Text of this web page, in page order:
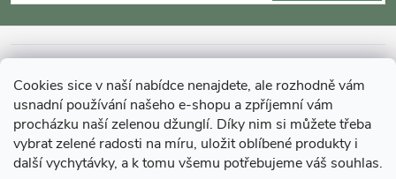
Cookies sice v naší nabídce nenajdete, ale rozhodně vám
usnadní používání našeho e-shopu a zpříjemní vám
procházku naší zelenou džunglí. Díky nim si můžete třeba
vybrat zelené radosti na míru, uložit oblíbené produkty i
další vychytávky, a k tomu všemu potřebujeme váš souhlas.
p
a
MOHLO BY VÁS ZAJÍMAT
O GARDNERS